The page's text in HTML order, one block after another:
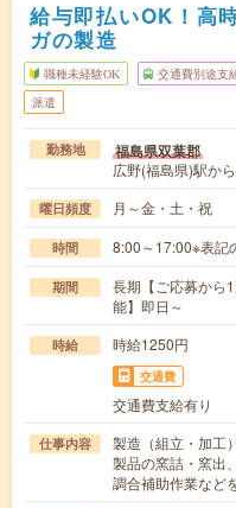
給与即払いOK！高
ガの製造
職種未経験OK 交通費別途支
派遣
勤務地 福島県双葉郡
広野(福島県)駅か
曜日頻度 月～金・土・祝
時間 8:00～17:00※表記
期間
長期【ご応募から
能】即日～
時給 時給1250円
交通費
交通費支給有り
仕事内容
製造（組立・加工）
製品の窯詰・窯出
調合補助作業など